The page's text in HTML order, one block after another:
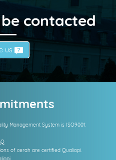
contacted
us
Management System is ISO9001:
of cerah are certified Qualiopi.